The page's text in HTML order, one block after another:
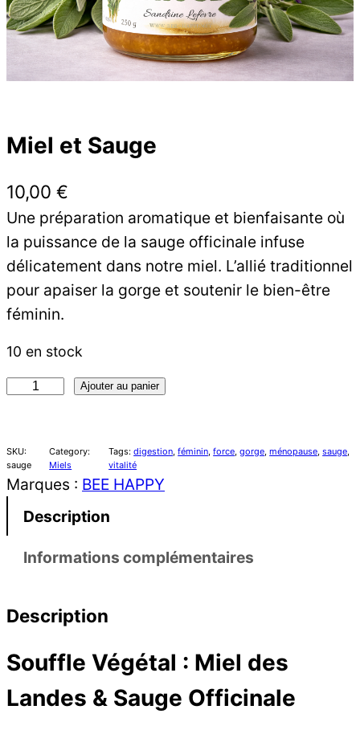
Miel et Sauge
10,00 €
Une préparation aromatique et bienfaisante où
la puissance de la sauge officinale infuse
délicatement dans notre miel. L’allié traditionnel
pour apaiser la gorge et soutenir le bien-être
féminin.
10 en stock
n
t
t
e
i
e
l
Ajouter au panier
SKU:
sauge
Category:
Miels
Tags:digestion, féminin, force, gorge, ménopause, sauge
vitalité
Marques : BEE HAPPY
Description
Informations complémentaires
Description
Souffle Végétal : Miel des
Landes & Sauge Officinale